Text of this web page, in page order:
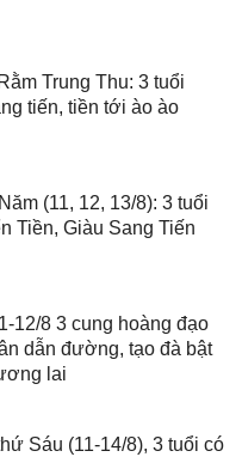
Trung Thu: 3 tuổi
tiến, tiền tới ào ào
(11, 12, 13/8): 3 tuổi
Tiền, Giàu Sang Tiến
12/8 3 cung hoàng đạo
dẫn đường, tạo đà bật
lai
Sáu (11-14/8), 3 tuổi có